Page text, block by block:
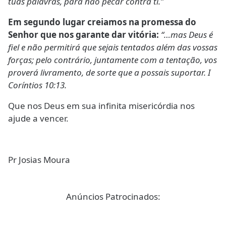
Em segundo lugar creiamos na promessa do
Senhor que nos garante dar vitória: “…mas Deus é
fiel e não permitirá que sejais tentados além das vossas
forças; pelo contrário, juntamente com a tentação, vos
proverá livramento, de sorte que a possais suportar. I
Coríntios 10:13.
Que nos Deus em sua infinita misericórdia nos
ajude a vencer.
Pr Josias Moura
Anúncios Patrocinados: